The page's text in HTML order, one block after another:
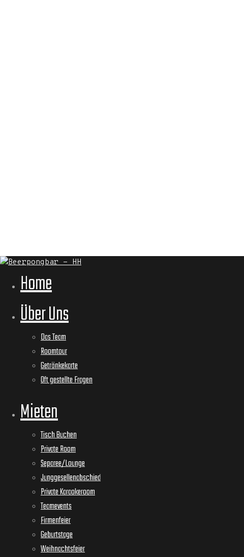
Home
Über Uns
Das Team
Roomtour
Getränkekarte
Oft gestellte Fragen
Mieten
Tisch Buchen
Private Room
Separee/Lounge
Junggesellenabschied
Private Karaokeroom
Teamevents
Firmenfeier
Geburtstage
Weihnachtsfeier